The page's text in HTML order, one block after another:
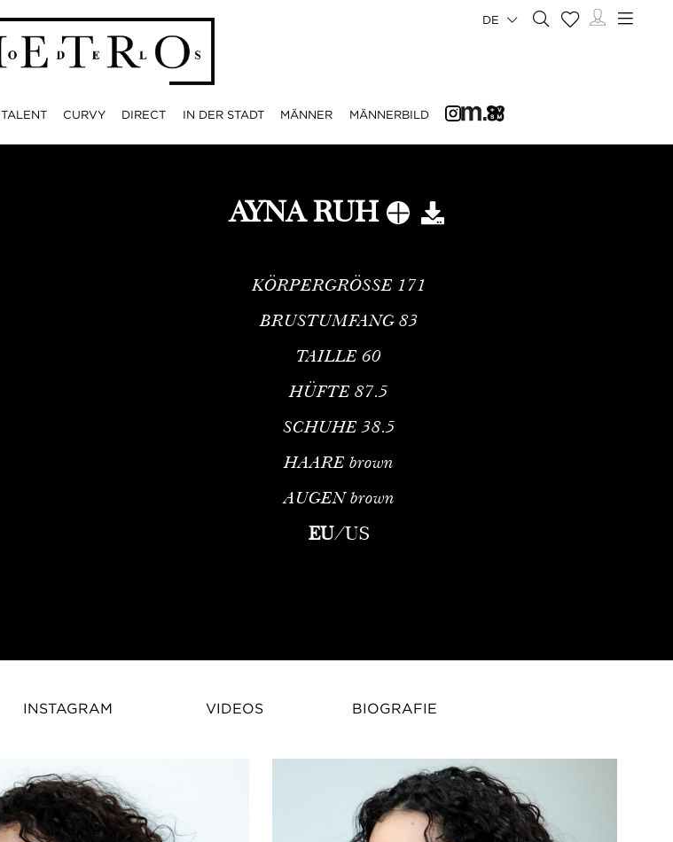
TALENT CURVY DIRECT IN DER STADT MÄNNER MÄNNERBILD
DE
AYNA RUH
KÖRPERGRÖSSE 171
BRUSTUMFANG 83
TAILLE 60
HÜFTE 87.5
SCHUHE38.5
HAARE brown
AUGEN brown
EU/US
Anissa Attaf – Internationales Fashion ModelAnissa Attaf, professionell bekannt als Ayna
INSTAGRAM VIDEOS BIOGRAFIE